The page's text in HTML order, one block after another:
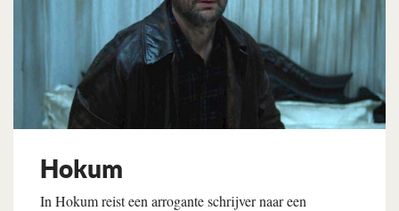
Hokum
In Hokum reist een arrogante schrijver naar een